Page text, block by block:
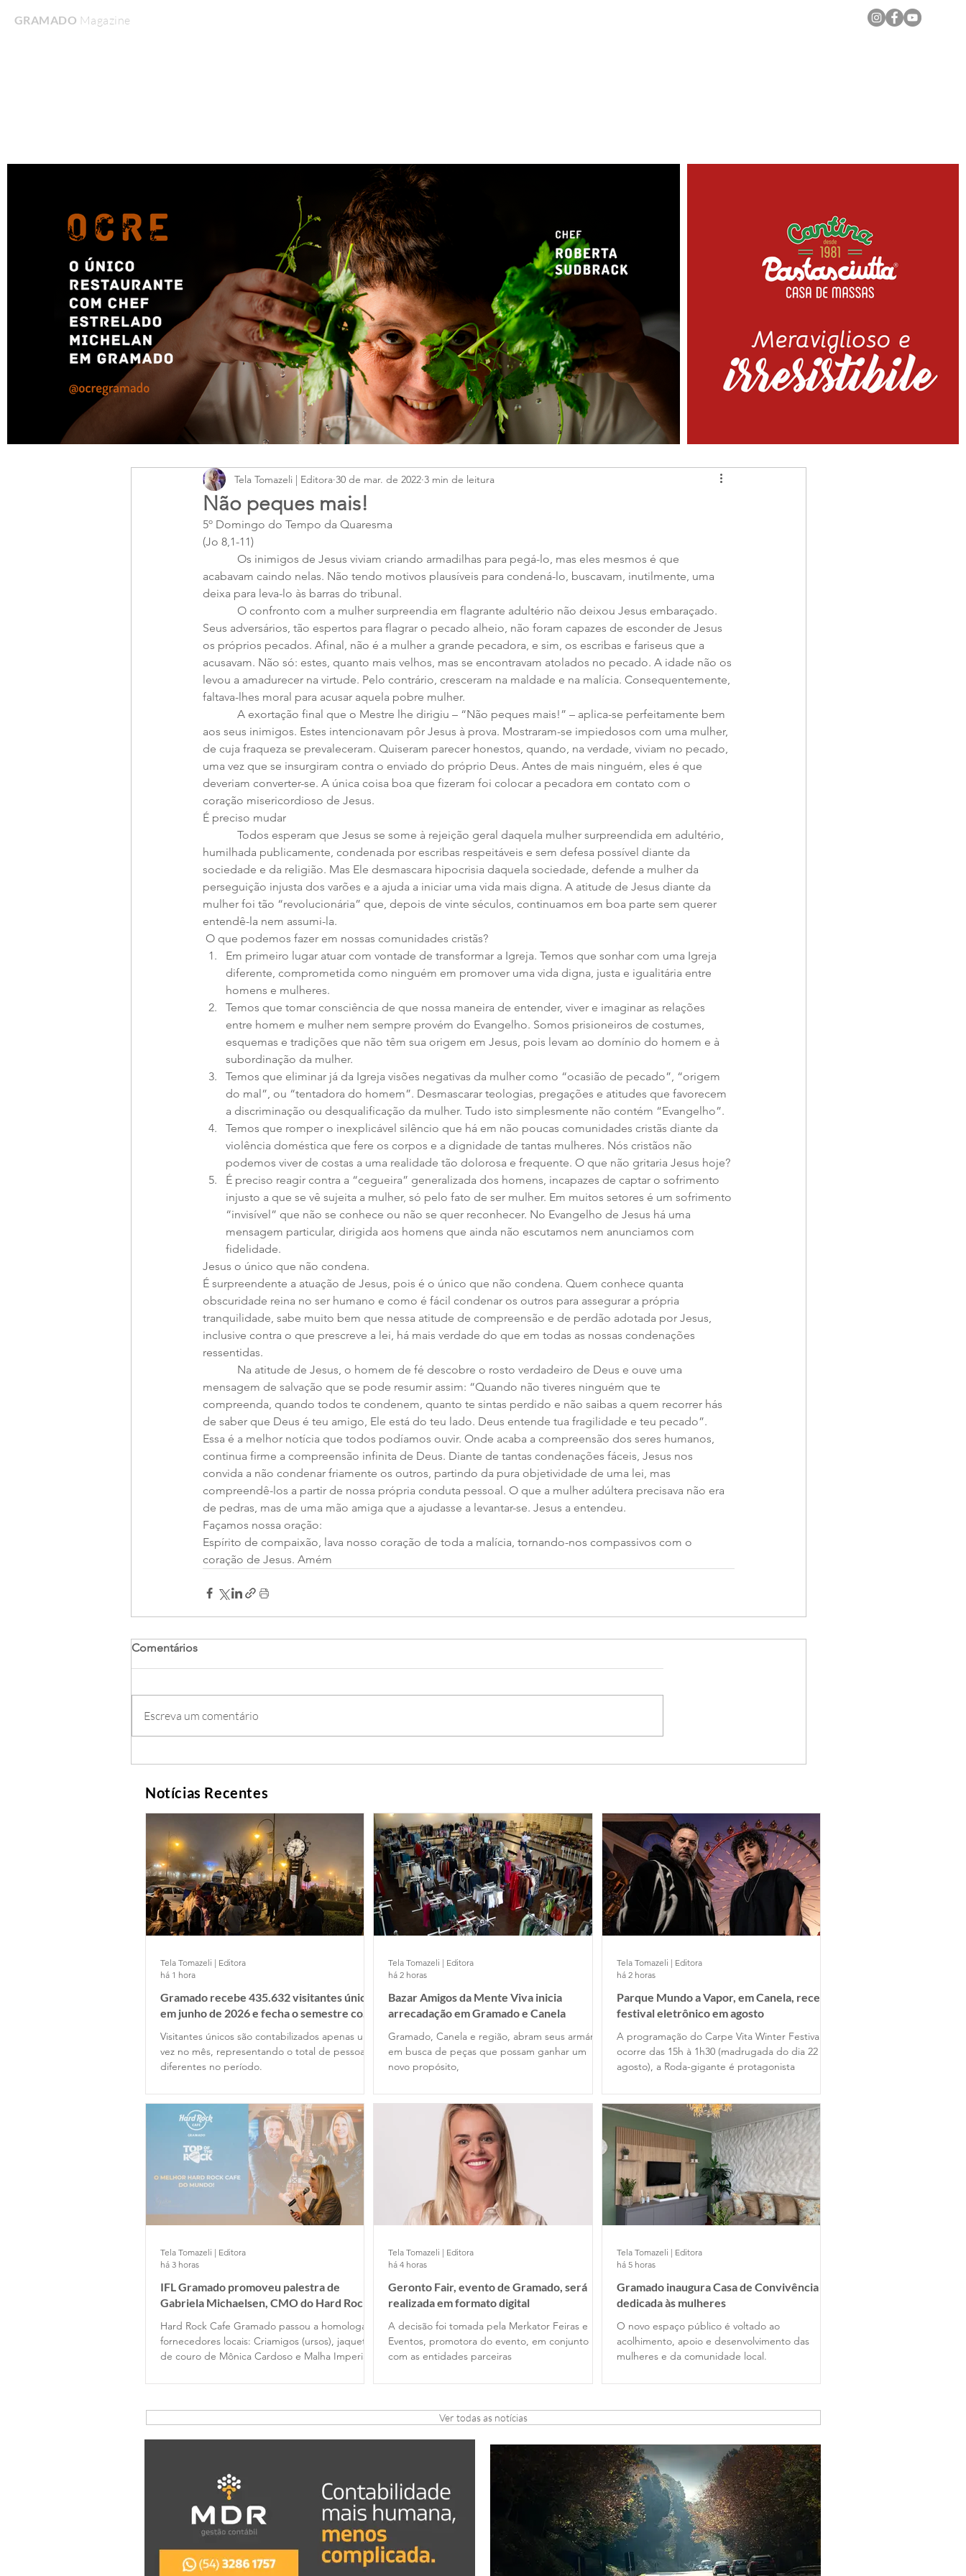
GRAMADO MagazineHome
Não peques mais!
Tela Tomazeli | Editora 30 de mar. de 2022 3 min de leitura
5º Domingo do Tempo da Quaresma
(Jo 8,1-11)
acabavam caindo nelas. Não tendo motivos plausíveis para condená-lo, buscavam, inutilmente, uma
deixa para leva-lo às barras do tribunal.
Seus adversários, tão espertos para flagrar o pecado alheio, não foram capazes de esconder de Jesus
os próprios pecados. Afinal, não é a mulher a grande pecadora, e sim, os escribas e fariseus que a
acusavam. Não só: estes, quanto mais velhos, mas se encontravam atolados no pecado. A idade não os
levou a amadurecer na virtude. Pelo contrário, cresceram na maldade e na malícia. Consequentemente,
faltava-lhes moral para acusar aquela pobre mulher.
aos seus inimigos. Estes intencionavam pôr Jesus à prova. Mostraram-se impiedosos com uma mulher,
de cuja fraqueza se prevaleceram. Quiseram parecer honestos, quando, na verdade, viviam no pecado,
uma vez que se insurgiram contra o enviado do próprio Deus. Antes de mais ninguém, eles é que
deveriam converter-se. A única coisa boa que fizeram foi colocar a pecadora em contato com o
coração misericordioso de Jesus.
É preciso mudar
humilhada publicamente, condenada por escribas respeitáveis e sem defesa possível diante da
sociedade e da religião. Mas Ele desmascara hipocrisia daquela sociedade, defende a mulher da
perseguição injusta dos varões e a ajuda a iniciar uma vida mais digna. A atitude de Jesus diante da
mulher foi tão “revolucionária” que, depois de vinte séculos, continuamos em boa parte sem querer
entendê-la nem assumi-la.
O que podemos fazer em nossas comunidades cristãs?
Em primeiro lugar atuar com vontade de transformar a Igreja. Temos que sonhar com uma Igreja
diferente, comprometida como ninguém em promover uma vida digna, justa e igualitária entre
homens e mulheres.
Temos que tomar consciência de que nossa maneira de entender, viver e imaginar as relações
entre homem e mulher nem sempre provém do Evangelho. Somos prisioneiros de costumes,
esquemas e tradições que não têm sua origem em Jesus, pois levam ao domínio do homem e à
subordinação da mulher.
Temos que eliminar já da Igreja visões negativas da mulher como “ocasião de pecado”, “origem
do mal”, ou “tentadora do homem”. Desmascarar teologias, pregações e atitudes que favorecem
a discriminação ou desqualificação da mulher. Tudo isto simplesmente não contém “Evangelho”.
Temos que romper o inexplicável silêncio que há em não poucas comunidades cristãs diante da
violência doméstica que fere os corpos e a dignidade de tantas mulheres. Nós cristãos não
podemos viver de costas a uma realidade tão dolorosa e frequente. O que não gritaria Jesus hoje?
É preciso reagir contra a “cegueira” generalizada dos homens, incapazes de captar o sofrimento
injusto a que se vê sujeita a mulher, só pelo fato de ser mulher. Em muitos setores é um sofrimento
“invisível” que não se conhece ou não se quer reconhecer. No Evangelho de Jesus há uma
mensagem particular, dirigida aos homens que ainda não escutamos nem anunciamos com
fidelidade.
Jesus o único que não condena.
É surpreendente a atuação de Jesus, pois é o único que não condena. Quem conhece quanta
obscuridade reina no ser humano e como é fácil condenar os outros para assegurar a própria
tranquilidade, sabe muito bem que nessa atitude de compreensão e de perdão adotada por Jesus,
inclusive contra o que prescreve a lei, há mais verdade do que em todas as nossas condenações
ressentidas.
mensagem de salvação que se pode resumir assim: “Quando não tiveres ninguém que te
compreenda, quando todos te condenem, quanto te sintas perdido e não saibas a quem recorrer hás
de saber que Deus é teu amigo, Ele está do teu lado. Deus entende tua fragilidade e teu pecado”.
Essa é a melhor notícia que todos podíamos ouvir. Onde acaba a compreensão dos seres humanos,
continua firme a compreensão infinita de Deus. Diante de tantas condenações fáceis, Jesus nos
convida a não condenar friamente os outros, partindo da pura objetividade de uma lei, mas
compreendê-los a partir de nossa própria conduta pessoal. O que a mulher adúltera precisava não era
de pedras, mas de uma mão amiga que a ajudasse a levantar-se. Jesus a entendeu.
Façamos nossa oração:
Espírito de compaixão, lava nosso coração de toda a malícia, tornando-nos compassivos com o
coração de Jesus. Amém
Comentários
Escreva um comentário
Notícias Recentes
Gramado recebe 435.632 visitantes únicos
em junho de 2026 e fecha o semestre com
Visitantes únicos são contabilizados apenas uma
vez no mês, representando o total de pessoas
diferentes no período.
Tela Tomazeli | Editora
há 1 hora
Bazar Amigos da Mente Viva inicia
arrecadação em Gramado e Canela
Gramado, Canela e região, abram seus armários
em busca de peças que possam ganhar um
novo propósito,
Tela Tomazeli | Editora
há 2 horas
Parque Mundo a Vapor, em Canela, recebe
festival eletrônico em agosto
A programação do Carpe Vita Winter Festival
ocorre das 15h à 1h30 (madrugada do dia 22 de
agosto), a Roda-gigante é protagonista
Tela Tomazeli | Editora
há 2 horas
IFL Gramado promoveu palestra de
Gabriela Michaelsen, CMO do Hard Rock
Cafe Gramado
Hard Rock Cafe Gramado passou a homologar
fornecedores locais: Criamigos (ursos), jaquetas
de couro de Mônica Cardoso e Malha Imperial
Tela Tomazeli | Editora
há 3 horas
Geronto Fair, evento de Gramado, será
realizada em formato digital
A decisão foi tomada pela Merkator Feiras e
Eventos, promotora do evento, em conjunto
com as entidades parceiras
Tela Tomazeli | Editora
há 4 horas
Gramado inaugura Casa de Convivência
dedicada às mulheres
O novo espaço público é voltado ao
acolhimento, apoio e desenvolvimento das
mulheres e da comunidade local.
Tela Tomazeli | Editora
há 5 horas
Ver todas as notícias